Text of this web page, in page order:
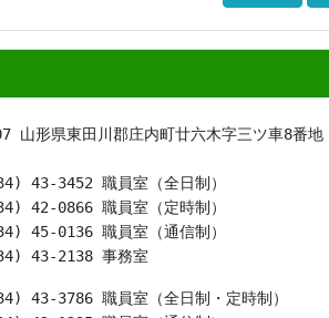
山形県東田川郡庄内町廿六木字三ツ車8番地
43-3452 職員室（全日制）
42-0866 職員室（定時制）
45-0136 職員室（通信制）
43-2138 事務室
43-3786 職員室（全日制・定時制）